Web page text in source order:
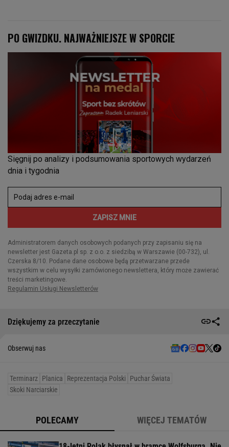
Dziękujemy za przeczytanie
Obserwuj nas
Terminarz Planica Reprezentacja Polski
Puchar Świata
Skoki Narciarskie
POLECAMY WIĘCEJ TEMATÓW